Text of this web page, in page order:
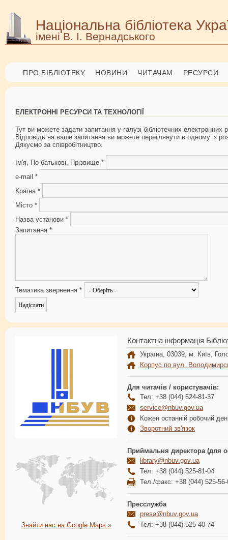
Національна бібліотека
імені В. І. Вернадського
ПРО БІБЛІОТЕКУ НОВИНИ ЧИТАЧАМ РЕСУРСИ
ЕЛЕКТРОННІ РЕСУРСИ ТА ТЕХНОЛОГІЇ
Тут ви можете задати запитання у галузі бібліотечних електронних
Відповідь на ваше запитання ви можете переглянути в одному із
Дякуємо за співробітництво.
Ім'я, По-батькові, Прізвище *
e-mail *
Країна *
Місто *
Назва установи *
Запитання *
Тематика звернення *
Знайти нас на Google Maps »
Контактна інформація
Україна, 03039, м. Київ,
Корпус по вул.
Для читачів / користувачів:
Тел: +38 (044) 524-81-37
service@nbuv.gov.ua
Кожен останній робочий
Зворотний зв'язок
Приймальня директора (для
library@nbuv.gov.ua
Тел: +38 (044) 525-81-04
Тел./факс: +38 (044) 525-56-
Пресслужба
presa@nbuv.gov.ua
Тел: +38 (044) 525-40-74